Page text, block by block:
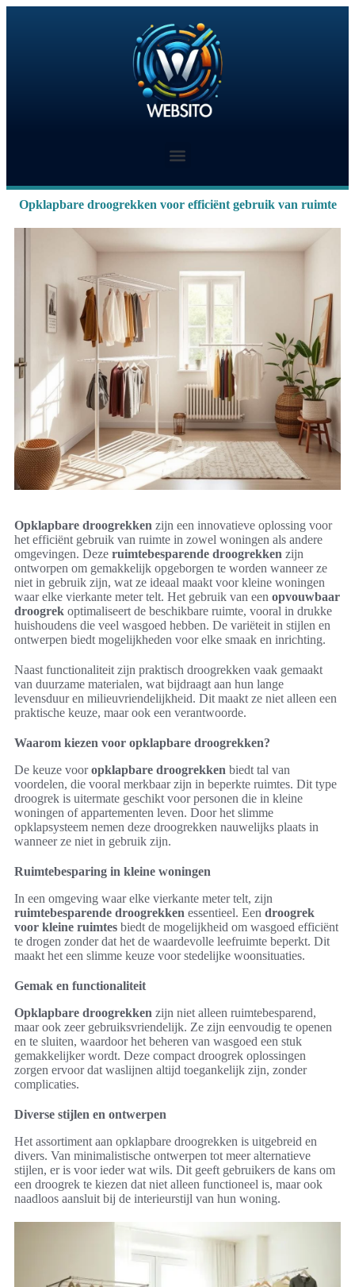
Opklapbare droogrekken voor efficiënt gebruik van ruimte
Opklapbare droogrekken zijn een innovatieve oplossing voor
het efficiënt gebruik van ruimte in zowel woningen als andere
omgevingen. Deze ruimtebesparende droogrekken zijn
ontworpen om gemakkelijk opgeborgen te worden wanneer ze
niet in gebruik zijn, wat ze ideaal maakt voor kleine woningen
waar elke vierkante meter telt. Het gebruik van een opvouwbaar
droogrek optimaliseert de beschikbare ruimte, vooral in drukke
huishoudens die veel wasgoed hebben. De variëteit in stijlen en
ontwerpen biedt mogelijkheden voor elke smaak en inrichting.
Naast functionaliteit zijn praktisch droogrekken vaak gemaakt
van duurzame materialen, wat bijdraagt aan hun lange
levensduur en milieuvriendelijkheid. Dit maakt ze niet alleen een
praktische keuze, maar ook een verantwoorde.
Waarom kiezen voor opklapbare droogrekken?
De keuze vooropklapbare droogrekken biedt tal van
voordelen, die vooral merkbaar zijn in beperkte ruimtes. Dit type
droogrek is uitermate geschikt voor personen die in kleine
woningen of appartementen leven. Door het slimme
opklapsysteem nemen deze droogrekken nauwelijks plaats in
wanneer ze niet in gebruik zijn.
Ruimtebesparing in kleine woningen
In een omgeving waar elke vierkante meter telt, zijn
ruimtebesparende droogrekken essentieel. Een droogrek
voor kleine ruimtes biedt de mogelijkheid om wasgoed efficiënt
te drogen zonder dat het de waardevolle leefruimte beperkt. Dit
maakt het een slimme keuze voor stedelijke woonsituaties.
Gemak en functionaliteit
Opklapbare droogrekken zijn niet alleen ruimtebesparend,
maar ook zeer gebruiksvriendelijk. Ze zijn eenvoudig te openen
en te sluiten, waardoor het beheren van wasgoed een stuk
gemakkelijker wordt. Deze compact droogrek oplossingen
zorgen ervoor dat waslijnen altijd toegankelijk zijn, zonder
complicaties.
Diverse stijlen en ontwerpen
Het assortiment aan opklapbare droogrekken is uitgebreid en
divers. Van minimalistische ontwerpen tot meer alternatieve
stijlen, er is voor ieder wat wils. Dit geeft gebruikers de kans om
een droogrek te kiezen dat niet alleen functioneel is, maar ook
naadloos aansluit bij de interieurstijl van hun woning.